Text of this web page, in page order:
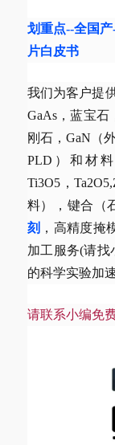
划重点--全国
片白皮书
我们为客户提
GaAs，蓝宝石
刚石，GaN（
PLD）和材料
Ti3O5，
料），键合（
刻 ，高精度掩
加工服务(请找
的科学实验加速
请联系小编免